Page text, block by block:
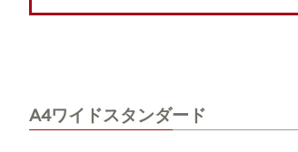
A4ワイドスタンダード